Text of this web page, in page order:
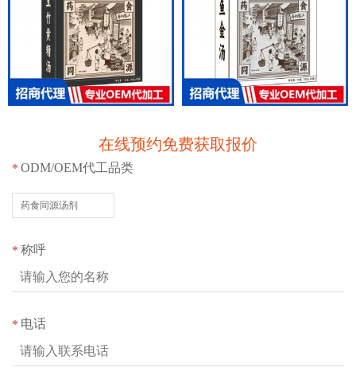
固体饮料、液体饮品、膏滋等全品类。
3.规模化生产，确保稳定供货与成本优势。
专业研发团队
1.拥有专业研发团队，可根据客户需求定制配方。
2.提供市场热销成熟配方，助力客户快速上市。
3.专业团队提供合规指导，让您的产品上市无忧。
灵活合作模式
1.OEM 贴牌：您提供品牌，我们负责生产。
3.支持小批量试产，降低您的市场风险。
特膳食品系列
药食同源汤剂（粉剂，颗粒剂）；
在线预约免费获取报价
* ODM/OEM代工品类
药食同源汤剂
* 称呼
* 电话